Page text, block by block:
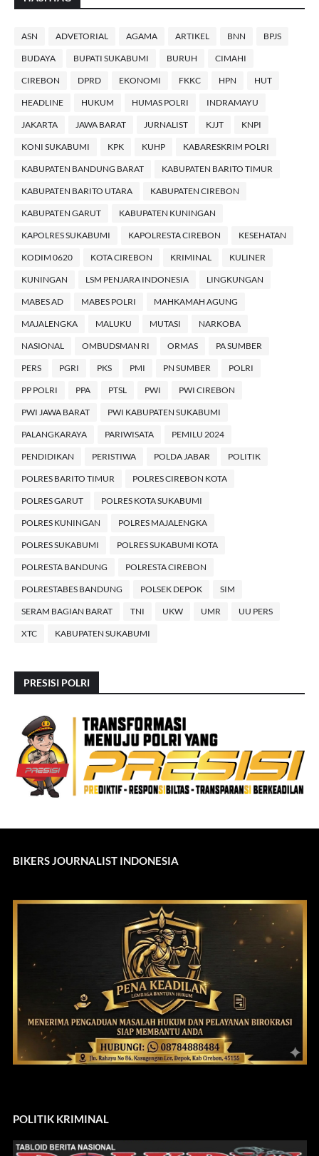
ASN ADVETORIAL AGAMA ARTIKEL BNN BPJS
BUDAYA BUPATI SUKABUMI BURUH CIMAHI
CIREBON DPRD EKONOMI FKKC HPN HUT
HEADLINE HUKUM HUMAS POLRI INDRAMAYU
JAKARTA JAWA BARAT JURNALIST KJJT KNPI
KONI SUKABUMI KPK KUHP KABARESKRIM POLRI
KABUPATEN BANDUNG BARAT KABUPATEN BARITO TIMUR
KABUPATEN BARITO UTARA KABUPATEN CIREBON
KABUPATEN GARUT KABUPATEN KUNINGAN
KAPOLRES SUKABUMI KAPOLRESTA CIREBON KESEHATAN
KODIM 0620 KOTA CIREBON KRIMINAL KULINER
KUNINGAN LSM PENJARA INDONESIA LINGKUNGAN
MABES AD MABES POLRI MAHKAMAH AGUNG
MAJALENGKA MALUKU MUTASI NARKOBA
NASIONAL OMBUDSMAN RI ORMAS PA SUMBER
PERS PGRI PKS PMI PN SUMBER POLRI
PP POLRI PPA PTSL PWI PWI CIREBON
PWI JAWA BARAT PWI KABUPATEN SUKABUMI
PALANGKARAYA PARIWISATA PEMILU 2024
PENDIDIKAN PERISTIWA POLDA JABAR POLITIK
POLRES BARITO TIMUR POLRES CIREBON KOTA
POLRES GARUT POLRES KOTA SUKABUMI
POLRES KUNINGAN POLRES MAJALENGKA
POLRES SUKABUMI POLRES SUKABUMI KOTA
POLRESTA BANDUNG POLRESTA CIREBON
POLRESTABES BANDUNG POLSEK DEPOK SIM
SERAM BAGIAN BARAT TNI UKW UMR UU PERS
XTC KABUPATEN SUKABUMI
PRESISI POLRI
BIKERS JOURNALIST INDONESIA
POLITIK KRIMINAL